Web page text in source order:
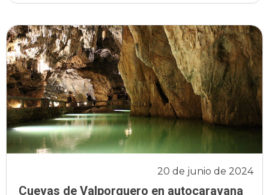
Cuevas de Valporquero en autocaravana
20 de junio de 2024